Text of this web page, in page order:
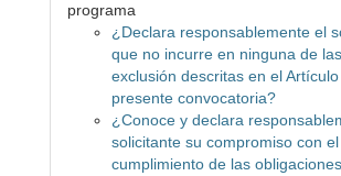
programa
¿Declara responsablemente el
que no incurre en ninguna de
exclusión descritas en el
presente convocatoria?
¿Conoce y declara
solicitante su compromiso con el
cumplimiento de las